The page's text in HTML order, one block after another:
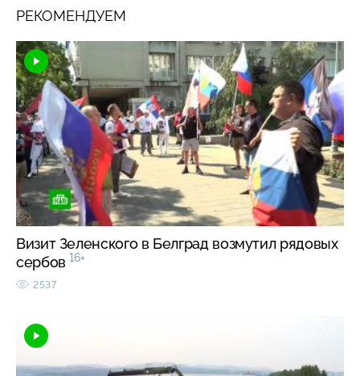
РЕКОМЕНДУЕМ
Визит Зеленского в Белград возмутил рядовых
сербов 16+
2537